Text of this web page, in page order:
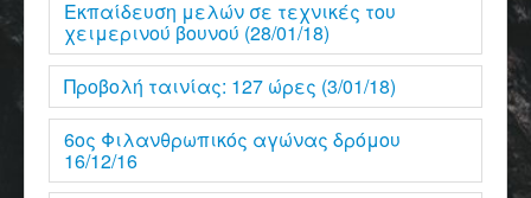
Εκπαίδευση μελών σε τεχνικές του
χειμερινού βουνού (28/01/18)
Προβολή ταινίας: 127 ώρες (3/01/18)
6ος Φιλανθρωπικός αγώνας δρόμου
16/12/16